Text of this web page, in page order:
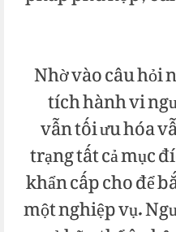
Nhờ vào câu
tích hành vi
vẫn tối ưu hóa
trạng tất cả mục
khẩn cấp cho để
một nghiệp vụ.